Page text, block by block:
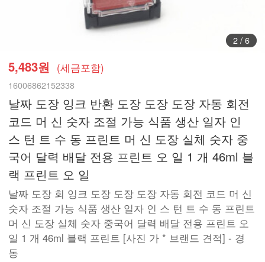
3/ 6
5,483원 (세금포함)
16006862152338
날짜 도장 잉크 반환 도장 도장 도장 자동 회전
코드 머 신 숫자 조절 가능 식품 생산 일자 인
스 턴 트 수 동 프린트 머 신 도장 실체 숫자 중
국어 달력 배달 전용 프린트 오 일 1 개 46ml 블
랙 프린트 오 일
날짜 도장 회 잉크 도장 도장 도장 자동 회전 코드 머 신
숫자 조절 가능 식품 생산 일자 인 스 턴 트 수 동 프린트
머 신 도장 실체 숫자 중국어 달력 배달 전용 프린트 오
일 1 개 46ml 블랙 프린트 [사진 가 * 브랜드 견적] - 경
동